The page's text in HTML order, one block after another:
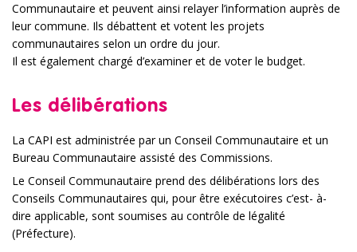
Communautaire et peuvent ainsi relayer l’information auprès de
leur commune. Ils débattent et votent les projets
communautaires selon un ordre du jour.
Il est également chargé d’examiner et de voter le budget.
Les délibérations
La CAPI est administrée par un Conseil Communautaire et un
Bureau Communautaire assisté des Commissions.
Le Conseil Communautaire prend des délibérations lors des
Conseils Communautaires qui, pour être exécutoires c’est- à-
dire applicable, sont soumises au contrôle de légalité
(Préfecture).